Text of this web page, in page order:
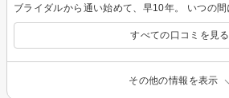
すべての口コミを見る
その他の情報を表示